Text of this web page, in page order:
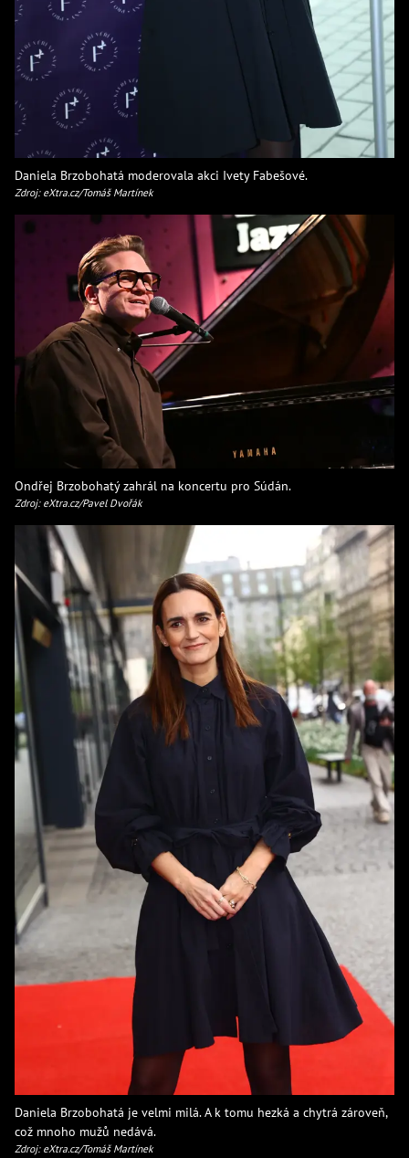
Daniela Brzobohatá moderovala akci Ivety Fabešové.
Zdroj: eXtra.cz/Tomáš Martínek
Ondřej Brzobohatý zahrál na koncertu pro Súdán.
Zdroj: eXtra.cz/Pavel Dvořák
Daniela Brzobohatá je velmi milá. A k tomu hezká a chytrá zároveň,
což mnoho mužů nedává.
Zdroj: eXtra.cz/Tomáš Martínek